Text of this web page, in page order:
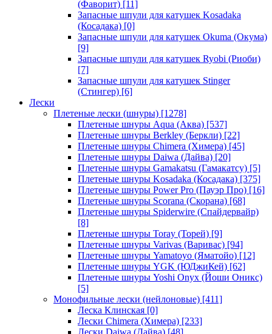
(Фаворит) [11]
Запасные шпули для катушек Kosadaka
(Косадака) [0]
Запасные шпули для катушек Okuma (Окума)
[9]
Запасные шпули для катушек Ryobi (Риоби)
[7]
Запасные шпули для катушек Stinger
(Стингер) [6]
Лески
Плетеные лески (шнуры) [1278]
Плетеные шнуры Aqua (Аква) [537]
Плетеные шнуры Berkley (Беркли) [22]
Плетеные шнуры Chimera (Химера) [45]
Плетеные шнуры Daiwa (Дайва) [20]
Плетеные шнуры Gamakatsu (Гамакатсу) [5]
Плетеные шнуры Kosadaka (Косадака) [375]
Плетеные шнуры Power Pro (Пауэр Про) [16]
Плетеные шнуры Scorana (Скорана) [68]
Плетеные шнуры Spiderwire (Спайдервайр)
[8]
Плетеные шнуры Toray (Торей) [9]
Плетеные шнуры Varivas (Варивас) [94]
Плетеные шнуры Yamatoyo (Яматойо) [12]
Плетеные шнуры YGK (ЮДжиКей) [62]
Плетеные шнуры Yoshi Onyx (Йоши Оникс)
[5]
Монофильные лески (нейлоновые) [411]
Леска Клинская [0]
Лески Chimera (Химера) [233]